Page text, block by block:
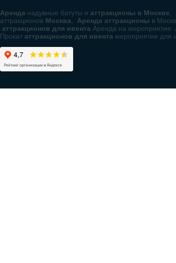
Аренда надувные батуты и аттракционы в Москве,
аттракционов Москва, Аренда аттракционы в
аттракционов для ивента Аренда на мероприятие
Прокат аттракционов для ивента мероприятие для